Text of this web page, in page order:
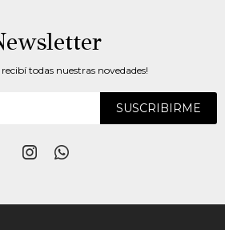
recibí todas nuestras novedades!
SUSCRIBIRME
 